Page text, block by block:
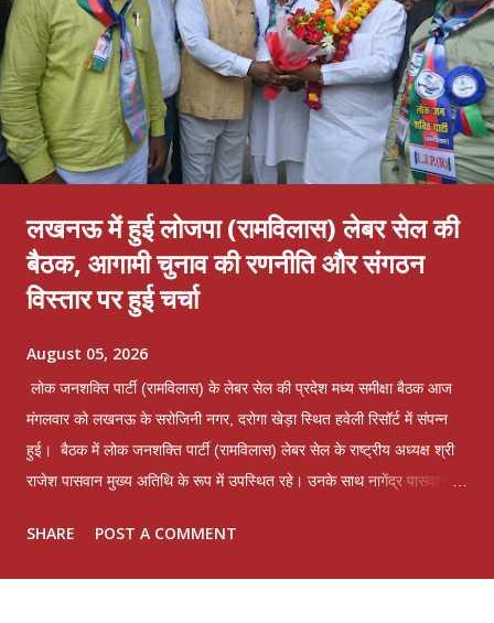
लखनऊ में हुई लोजपा (रामविलास) लेबर सेल की
बैठक, आगामी चुनाव की रणनीति और संगठन
विस्तार पर हुई चर्चा
August 05, 2026
लोक जनशक्ति पार्टी (रामविलास) के लेबर सेल की प्रदेश मध्य समीक्षा बैठक आज
मंगलवार को लखनऊ के सरोजिनी नगर, दरोगा खेड़ा स्थित हवेली रिसॉर्ट में संपन्न
हुई। बैठक में लोक जनशक्ति पार्टी (रामविलास) लेबर सेल के राष्ट्रीय अध्यक्ष श्री
राजेश पासवान मुख्य अतिथि के रूप में उपस्थित रहे। उनके साथ नागेंद्र पासवान
प्रतिनिधियों ने भाग लिया। बैठक में पार्टी के मूल मंत्र "उत्तर प्रदेश फर्स्ट, उत्तर
SHARE POST A COMMENT